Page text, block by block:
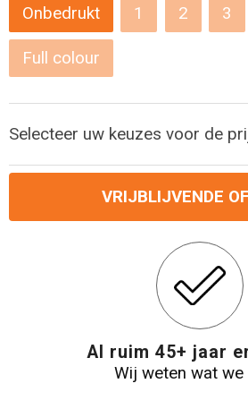
Collegetassen
Promotietassen
Aktetassen
Onbedrukt 1 2 3
Full colour
Selecteer uw keuzes voor de
VRIJBLIJVENDE
Al ruim 45+ jaar
Wij weten wat we